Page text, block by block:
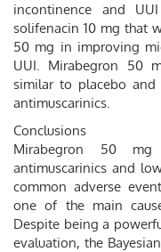
incontinence and
solifenacin 10 mg that
50 mg in improving
UUI. Mirabegron 50
similar to placebo
antimuscarinics.
Conclusions
Mirabegron 50
antimuscarinics and
common adverse
one of the main
Despite being a
evaluation, the